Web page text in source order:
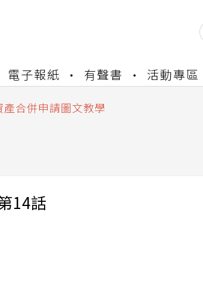
電子報紙 有聲書 活動專區
開通申請
產合併申請圖文教學
通申請
14話